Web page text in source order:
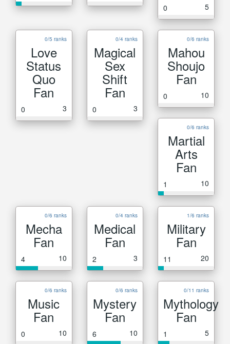
0 5
0/5 ranks
Love
Status
Quo
Fan
0 3
0/4 ranks
Magical
Sex
Shift
Fan
0 3
0/6 ranks
Mahou
Shoujo
Fan
0 10
0/6 ranks
Martial
Arts
Fan
1 10
0/6 ranks
Mecha
Fan
4 10
0/4 ranks
Medical
Fan
2 3
1/6 ranks
Military
Fan
11 20
0/6 ranks
Music
Fan
0 10
0/6 ranks
Mystery
Fan
6 10
0/11 ranks
Mythology
Fan
1 5